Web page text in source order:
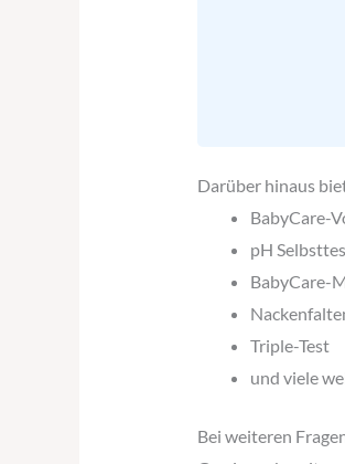
Darüber hinaus
BabyCare-
pH
BabyCare-
Triple-Test
und viele
Bei weiteren